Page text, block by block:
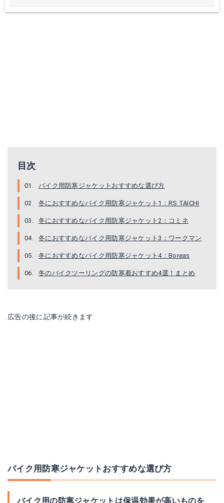
目次
バイク用防寒ジャケットおすすめな選び方
冬におすすめなバイク用防寒ジャケット1：RS TAICHI
冬におすすめなバイク用防寒ジャケット2：コミネ
冬におすすめなバイク用防寒ジャケット3：ワークマン
冬におすすめなバイク用防寒ジャケット4：Boreas
冬のバイクツーリングの防寒着おすすめ4選！まとめ
広告の後に記事が続きます
バイク用防寒ジャケットおすすめな選び方
バイク用の防寒ジャケットは保温効果が高いものを